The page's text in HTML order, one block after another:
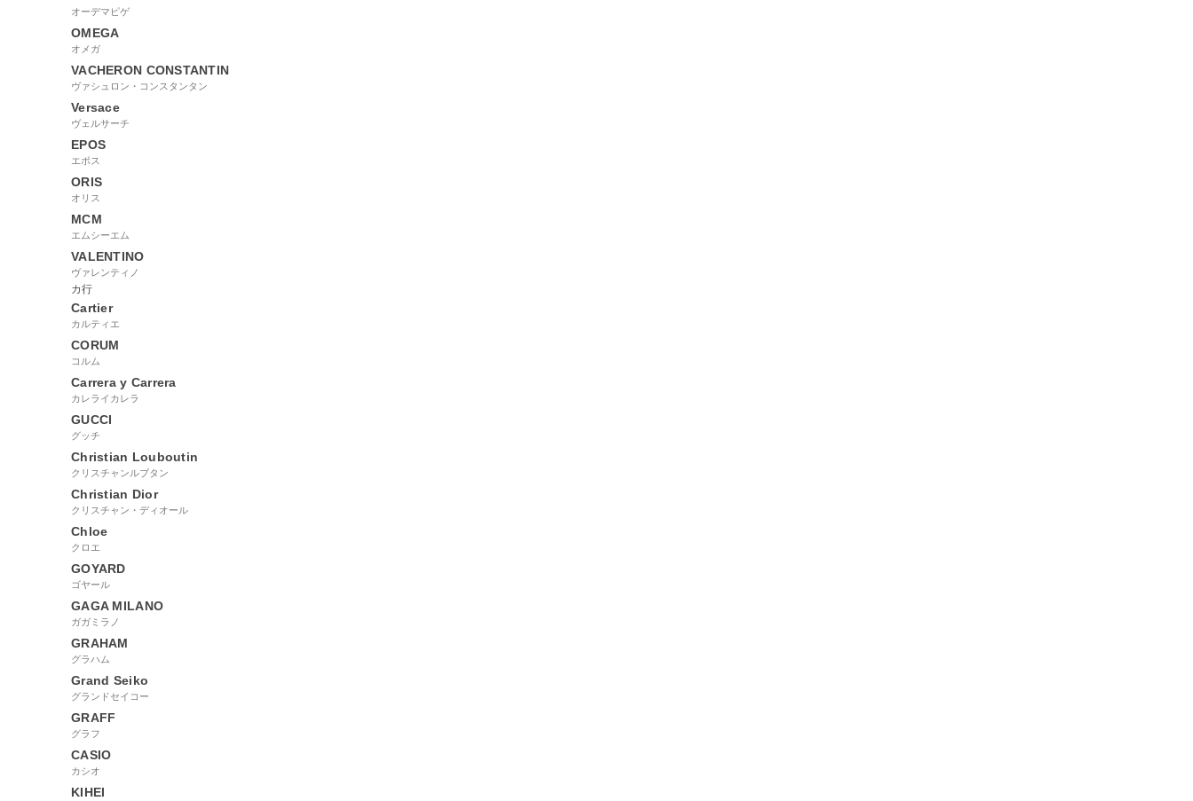
オーデマピゲ
OMEGA
オメガ
VACHERON CONSTANTIN
ヴァシュロン・コンスタンタン
Versace
ヴェルサーチ
EPOS
エポス
ORIS
オリス
MCM
エムシーエム
VALENTINO
ヴァレンティノ
カ行
Cartier
カルティエ
CORUM
コルム
Carrera y Carrera
カレライカレラ
GUCCI
グッチ
Christian Louboutin
クリスチャンルブタン
Christian Dior
クリスチャン・ディオール
Chloe
クロエ
GOYARD
ゴヤール
GAGA MILANO
ガガミラノ
GRAHAM
グラハム
Grand Seiko
グランドセイコー
GRAFF
グラフ
CASIO
カシオ
KIHEI